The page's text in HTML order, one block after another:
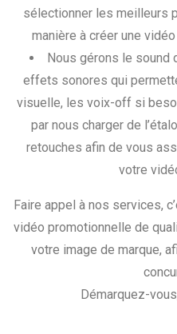
sélectionner les meilleurs
manière à créer une
Nous gérons le sound
effets sonores qui
visuelle, les voix-off si
par nous charger de
retouches afin de vous
votre
Faire appel à nos services,
vidéo promotionnelle de
votre image de marque,
Démarquez-